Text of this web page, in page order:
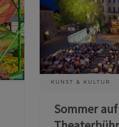
KUNST & KULTUR
Sommer